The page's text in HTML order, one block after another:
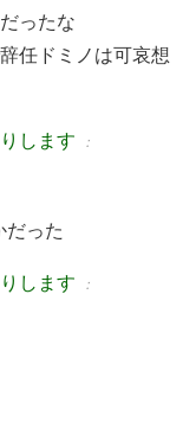
ったな
任ドミノは可哀想
します ：
だった
します ：